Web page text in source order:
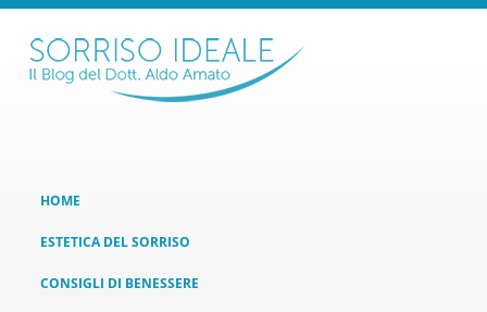
HOME
ESTETICA DEL SORRISO
CONSIGLI DI BENESSERE